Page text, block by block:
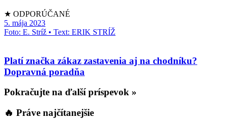
★ ODPORÚČANÉ
5. mája 2023
Foto: E. Stríž • Text: ERIK STRÍŽ
Platí značka zákaz zastavenia aj na chodníku?
Dopravná poradňa
Pokračujte na ďalší príspevok »
🔥 Práve najčítanejšie